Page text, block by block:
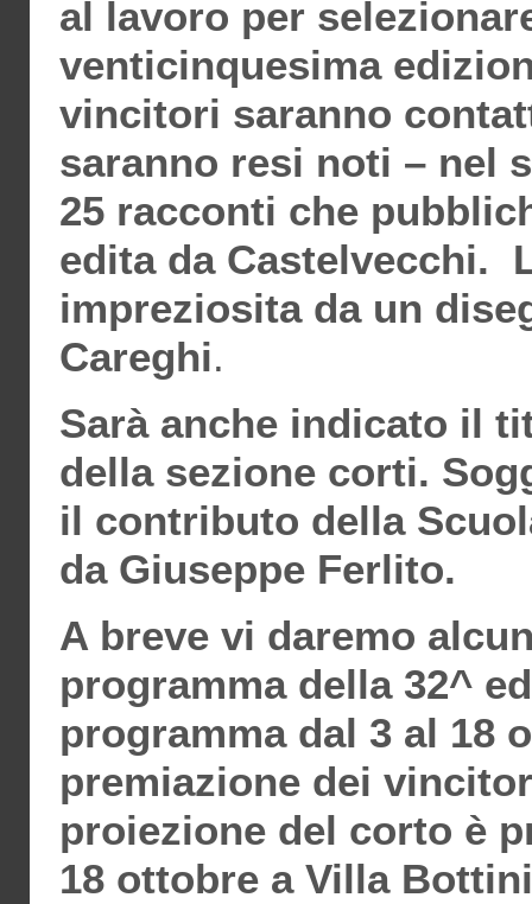
al lavoro per
venticinquesima
vincitori saranno
saranno resi noti – nel
25 racconti che
edita da Castelvecchi.
impreziosita da un
Careghi.
Sarà anche indicato il
della sezione corti.
il contributo della
da Giuseppe Ferlito.
A breve vi daremo
programma della 32^
programma dal 3 al 18
premiazione dei
proiezione del corto è
18 ottobre a Villa